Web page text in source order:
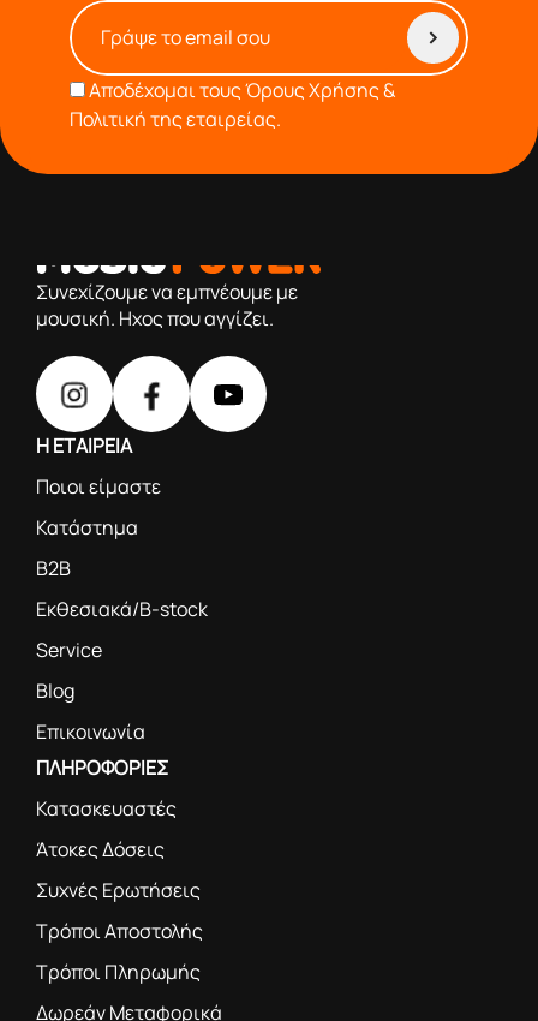
Αποδέχομαι τουςΌρους Χρήσης &
Πολιτική της εταιρείας.
Συνεχίζουμε να εμπνέουμε με
μουσική. Ηχος που αγγίζει.
Η ΕΤΑΙΡΕΙΑ
Ποιοι είμαστε
Κατάστημα
B2B
Εκθεσιακά/B-stock
Service
Blog
Επικοινωνία
ΠΛΗΡΟΦΟΡΙΕΣ
Κατασκευαστές
Άτοκες Δόσεις
Συχνές Ερωτήσεις
Τρόποι Αποστολής
Τρόποι Πληρωμής
Δωρεάν Μεταφορικά